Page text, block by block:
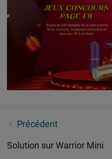
Précédent
Pour une romance éternelle
Solution sur Warrior Mini